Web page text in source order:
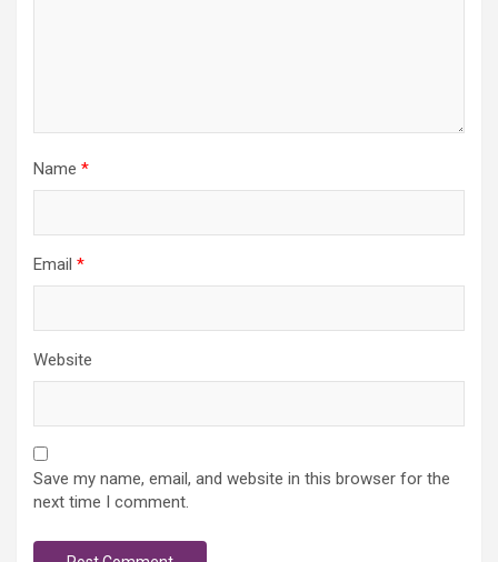
Name *
Email *
Website
Save my name, email, and website in this browser for the
next time I comment.